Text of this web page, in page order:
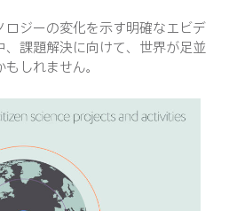
ジーの変化を示す明確なエビデ
、課題解決に向けて、世界が足並
しれません。